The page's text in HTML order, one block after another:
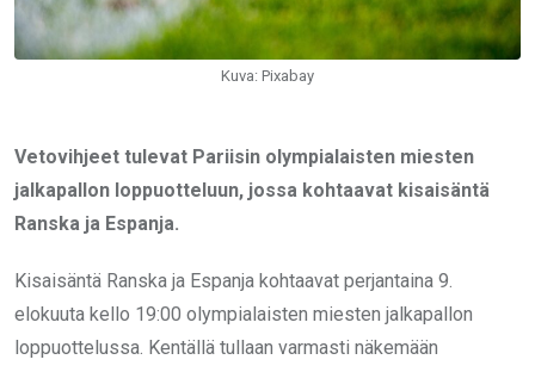
Kuva: Pixabay
Vetovihjeet tulevat Pariisin olympialaisten miesten
jalkapallon loppuotteluun, jossa kohtaavat kisaisäntä
Ranska ja Espanja.
Kisaisäntä Ranska ja Espanja kohtaavat perjantaina 9.
elokuuta kello 19:00 olympialaisten miesten jalkapallon
loppuottelussa. Kentällä tullaan varmasti näkemään